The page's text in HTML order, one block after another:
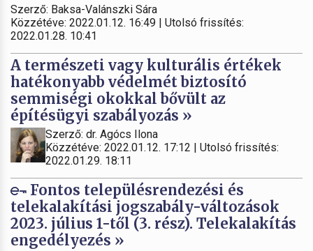
Szerző: Baksa-Valánszki Sára
Közzétéve: 2022.01.12. 16:49 | Utolsó frissítés:
2022.01.28. 10:41
A természeti vagy kulturális értékek
hatékonyabb védelmét biztosító
semmiségi okokkal bővült az
építésügyi szabályozás »
Szerző: dr. Agócs Ilona
Közzétéve: 2022.01.12. 17:12 | Utolsó frissítés:
2022.01.29. 18:11
Fontos településrendezési és
telekalakítási jogszabály-változások
2023. július 1-től (3. rész). Telekalakítás
engedélyezés »